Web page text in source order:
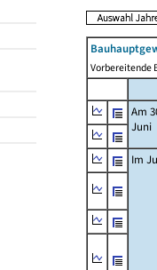
Vorbereitende
Am
Juni
Im